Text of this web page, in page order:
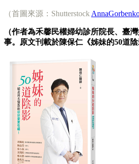
（首圖來源：Shutterstock
（作者為禾馨民權婦幼診所院長、臺
事。原文刊載於陳保仁《姊妹的50道陰